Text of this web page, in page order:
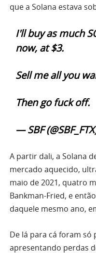
que a Solana estava
I'll buy as much
now, at $3.
Sell me all you
Then go fuck off.
— SBF
A partir dali, a Solana
mercado aquecido,
maio de 2021, quatro
Bankman-Fried, e
daquele mesmo ano,
De lá para cá foram só
apresentando perdas